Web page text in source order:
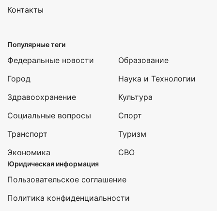
Контакты
Популярные теги
Федеральные новости
Город
Здравоохранение
Социальные вопросы
Транспорт
Экономика
Образование
Наука и Технологии
Культура
Спорт
Туризм
СВО
Юридическая информация
Пользовательское соглашение
Политика конфиденциальности